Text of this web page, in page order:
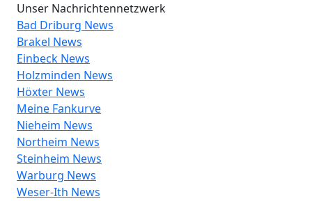
Unser Nachrichtennetzwerk
Bad Driburg News
Brakel News
Einbeck News
Holzminden News
Höxter News
Meine Fankurve
Nieheim News
Northeim News
Steinheim News
Warburg News
Weser-Ith News